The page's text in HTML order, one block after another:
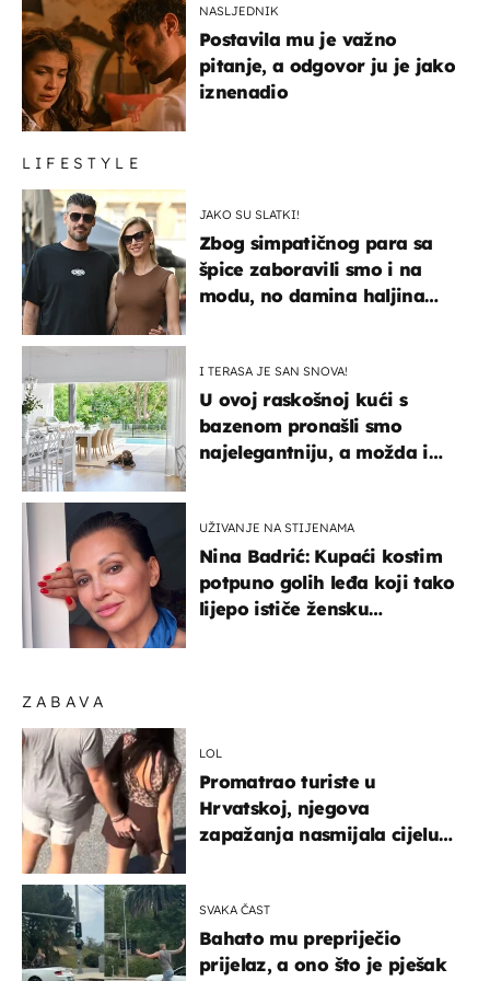
ZABAVA
LOL
Promatrao turiste u
Hrvatskoj, njegova
zapažanja nasmijala cijelu
SVAKA ČAST
Bahato mu prepriječio
prijelaz, a ono što je pješak
NASLJEDNIK
Postavila mu je važno
pitanje, a odgovor ju je jako
iznenadio
LIFESTYLE
JAKO SU SLATKI!
Zbog simpatičnog para sa
špice zaboravili smo i na
modu, no damina haljina
I TERASA JE SAN SNOVA!
U ovoj raskošnoj kući s
bazenom pronašli smo
najelegantniju, a možda i
UŽIVANJE NA STIJENAMA
Nina Badrić: Kupaći kostim
potpuno golih leđa koji tako
lijepo ističe žensku